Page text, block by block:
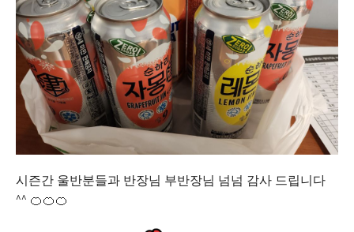
시즌간 울반분들과 반장님 부반장님 넘넘 감사 드립니다
^^ 🍊🍊🍊